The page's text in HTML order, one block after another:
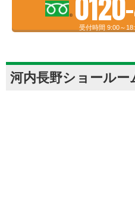
受付時間 9:00～
河内長野ショール